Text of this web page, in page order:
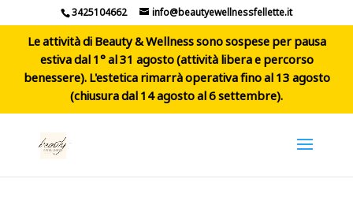
3425104662 info@beautyewellnessfellette.it
Le attività di Beauty & Wellness sono sospese per pausa
estiva dal 1° al 31 agosto (attività libera e percorso
benessere). L'estetica rimarrà operativa fino al 13 agosto
(chiusura dal 14 agosto al 6 settembre).